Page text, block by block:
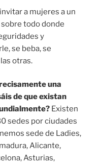
a mujeres a un
todo donde
y
se beba, se
otras.
una
de que existan
Existen
sedes por ciudades
sede de Ladies,
Alicante,
Asturias,